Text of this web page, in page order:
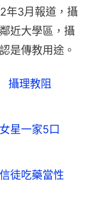
年3月報道，攝
近大學區，攝
是傳教用途。
攝理教阻
星一家5口
徒吃藥當性